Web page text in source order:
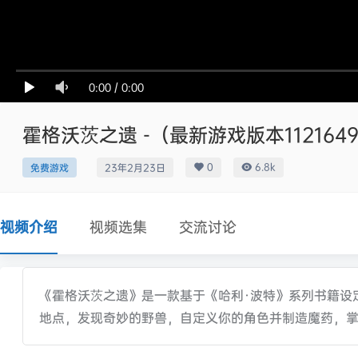
0:00 / 0:00
霍格沃茨之遗 -（最新游戏版本
免费游戏 23年2月23日 0 6.8k
视频介绍 视频选集 交流讨论
《霍格沃茨之遗》是一款基于《哈利·波特》系列书籍
地点，发现奇妙的野兽，自定义你的角色并制造魔药，